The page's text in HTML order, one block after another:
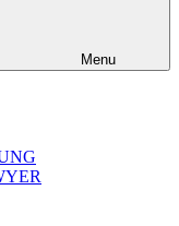
Menu